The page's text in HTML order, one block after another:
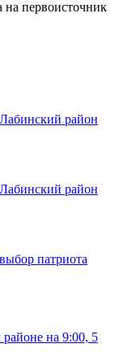
на первоисточник
район
район
патриота
на 9:00, 5